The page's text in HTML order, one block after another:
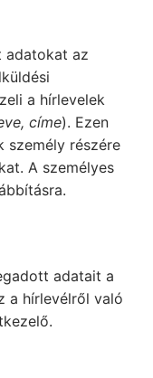
adatokat az
a hírlevelek
címe). Ezen
személy részére
A személyes
adatait a
a hírlevélről való